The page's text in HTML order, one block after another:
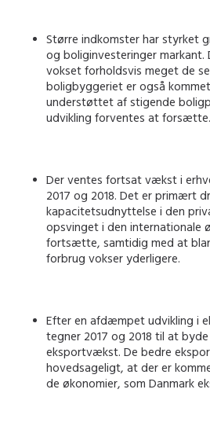
Større indkomster har styrket
og boliginvesteringer
vokset forholdsvis meget de
boligbyggeriet er også
understøttet af stigende
udvikling forventes at forsætte.
Der ventes fortsat vækst i
2017 og 2018. Det er primært
kapacitetsudnyttelse i den
opsvinget i den internationale
fortsætte, samtidig med at
forbrug vokser yderligere.
Efter en afdæmpet udvikling i
tegner 2017 og 2018 til at
eksportvækst. De bedre
hovedsageligt, at der er
de økonomier, som Danmark